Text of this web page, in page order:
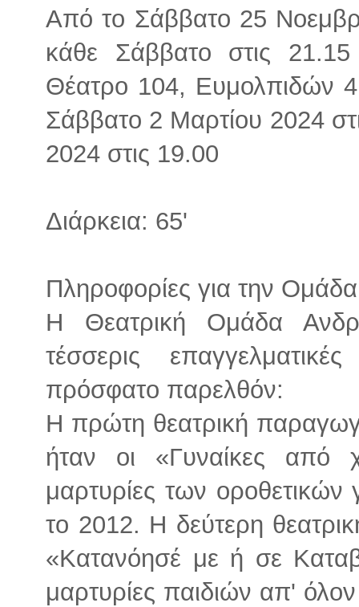
Από το Σάββατο 25
κάθε Σάββατο στις
Θέατρο 104, Ευμολπιδών
Σάββατο 2 Μαρτίου 2024
2024 στις 19.00
Διάρκεια: 65'
Πληροφορίες για την
Η Θεατρική Ομάδα
τέσσερις
πρόσφατο παρελθόν:
Η πρώτη θεατρική
ήταν οι «Γυναίκες από
μαρτυρίες των
το 2012. Η δεύτερη
«Κατανόησέ με ή σε
μαρτυρίες παιδιών απ'